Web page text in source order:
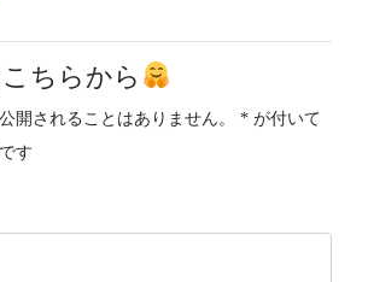
ちらから
開されることはありません。 * が付いて
す